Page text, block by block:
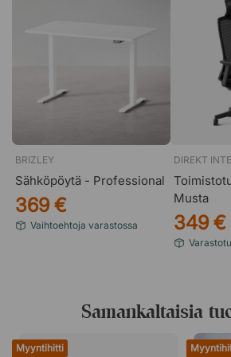
BRIZLEY
Sähköpöytä - Professional
369 €
Vaihtoehtoja varastossa
DIREKT
Musta
349 €
Samankaltaisia
Myyntihitti